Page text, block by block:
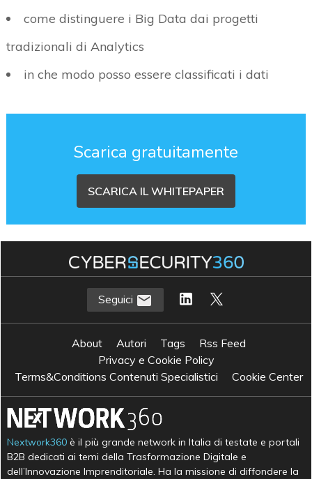
come distinguere i Big Data dai progetti
tradizionali di Analytics
in che modo posso essere classificati i dati
Scarica gratuitamente
SCARICA IL WHITEPAPER
Seguici
About Autori Tags
Rss Feed
Privacy e Cookie Policy
Terms&Conditions Contenuti Specialistici
Cookie Center
Nextwork360 è il più grande network in Italia di testate e portali
B2B dedicati ai temi della Trasformazione Digitale e
dell’Innovazione Imprenditoriale. Ha la missione di diffondere la